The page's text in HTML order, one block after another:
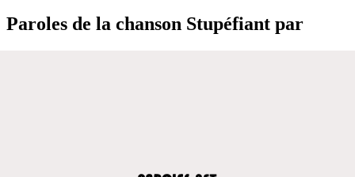
Paroles de la chanson Stupéfiant par